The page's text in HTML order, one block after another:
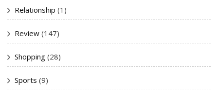
Relationship (1)
Review (147)
Shopping (28)
Sports (9)